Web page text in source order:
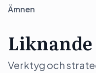
Ämnen
Verktyg och